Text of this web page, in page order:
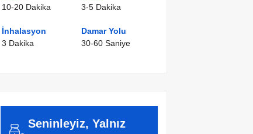
10-20 Dakika
3-5 Dakika
İnhalasyon
3 Dakika
Damar Yolu
30-60 Saniye
Seninleyiz, Yalnız